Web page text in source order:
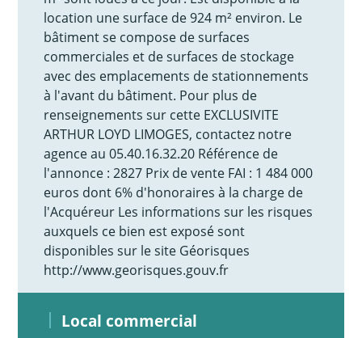
location une surface de 924 m² environ. Le
bâtiment se compose de surfaces
commerciales et de surfaces de stockage
avec des emplacements de stationnements
à l'avant du bâtiment. Pour plus de
renseignements sur cette EXCLUSIVITE
ARTHUR LOYD LIMOGES, contactez notre
agence au 05.40.16.32.20 Référence de
l'annonce : 2827 Prix de vente FAI : 1 484 000
euros dont 6% d'honoraires à la charge de
l'Acquéreur Les informations sur les risques
auxquels ce bien est exposé sont
disponibles sur le site Géorisques
http://www.georisques.gouv.fr
Local commercial